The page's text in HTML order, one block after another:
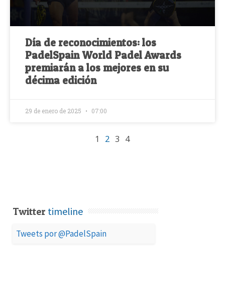
Día de reconocimientos: los
PadelSpain World Padel Awards
premiarán a los mejores en su
décima edición
29 de enero de 2025 07:00
1 2 3 4
Twitter timeline
Tweets por @PadelSpain